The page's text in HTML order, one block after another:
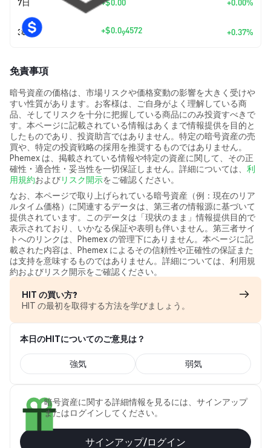
30日 +$0.094572 +0.37%
免責事項
暗号資産の価格は、市場リスクや価格変動の影響を大きく受けや
すい性質があります。お客様は、ご自身がよく理解している商
品、そしてリスクを十分に把握している商品にのみ投資すべきで
す。本ページに記載されている情報はあくまで情報提供を目的と
したものであり、投資助言ではありません。特定の暗号資産の売
買や、特定の投資戦略の採用を推奨するものではありません。
Phemex は、掲載されている情報や特定の資産に関して、その正
確性・適合性・妥当性を一切保証しません。詳細については、 利
用規約およびリスク開示をご確認ください。
なお、本ページで取り上げられている暗号資産（例：現在のリア
ルタイム価格）に関連するデータは、第三者の情報源に基づいて
提供されています。このデータは「現状のまま」情報提供目的で
表示されており、いかなる保証や表明も伴いません。第三者サイ
トへのリンクは、Phemex の管理下にありません。本ページに記
載された内容は、Phemex によるその信頼性や正確性の保証また
は支持を意味するものではありません。詳細については、利用規
約およびリスク開示をご確認ください。
HIT の買い方?
HIT の最初を取得する方法を学びましょう。
本日のHITについてのご意見は？
強気 弱気
暗号資産に関する詳細情報を見るには、サインアップ
またはログインしてください。
サインアップ/ログイン